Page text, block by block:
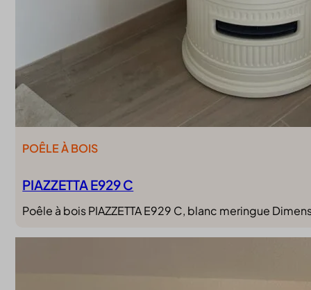
PIAZZETTA E929 C
POÊLE À BOIS
Poêle à bois PIAZZETTA E929 C, blanc meringue